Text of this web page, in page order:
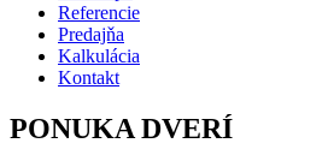
Referencie
Predajňa
Kalkulácia
Kontakt
PONUKA DVERÍ